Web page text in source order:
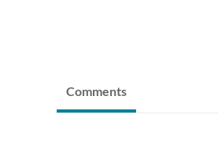
Comments